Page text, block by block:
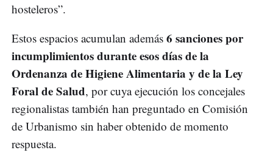
hosteleros”.
Estos espacios acumulan además 6 sanciones por
incumplimientos durante esos días de la
Ordenanza de Higiene Alimentaria y de la Ley
Foral de Salud, por cuya ejecución los concejales
regionalistas también han preguntado en Comisión
de Urbanismo sin haber obtenido de momento
respuesta.